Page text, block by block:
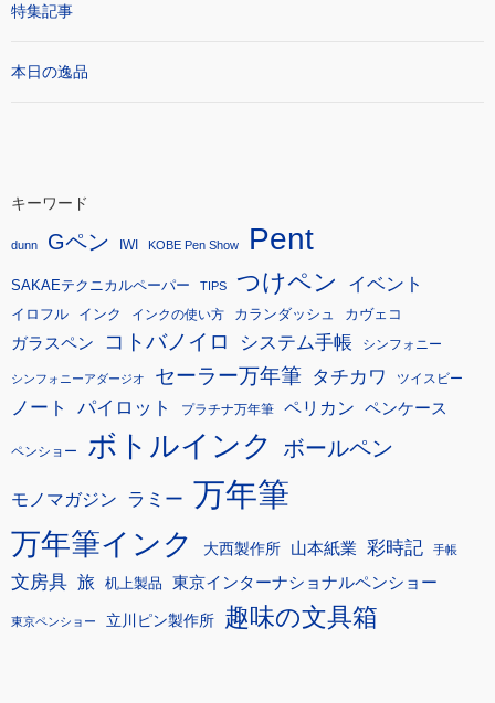
特集記事
本日の逸品
キーワード
dunn Gペン IWI KOBE Pen Show Pent
SAKAEテクニカルペーパー TIPS つけペン イベント
イロフル インク インクの使い方 カランダッシュ カヴェコ
ガラスペン コトバノイロ システム手帳 シンフォニー
シンフォニーアダージオ セーラー万年筆 タチカワ ツイスビー
ノート パイロット プラチナ万年筆 ペリカン ペンケース
ペンショー ボトルインク ボールペン
モノマガジン ラミー 万年筆
万年筆インク 大西製作所 山本紙業 彩時記 手帳
文房具 旅 机上製品 東京インターナショナルペンショー
東京ペンショー 立川ピン製作所 趣味の文具箱